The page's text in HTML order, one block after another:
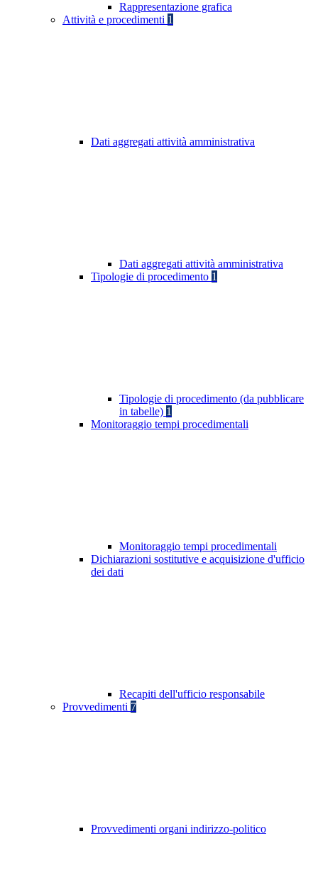
Rappresentazione grafica
Attività e procedimenti 1
Dati aggregati attività amministrativa
Dati aggregati attività amministrativa
Tipologie di procedimento 1
Tipologie di procedimento (da pubblicare
in tabelle) 1
Monitoraggio tempi procedimentali
Monitoraggio tempi procedimentali
Dichiarazioni sostitutive e acquisizione d'ufficio
dei dati
Recapiti dell'ufficio responsabile
Provvedimenti 7
Provvedimenti organi indirizzo-politico